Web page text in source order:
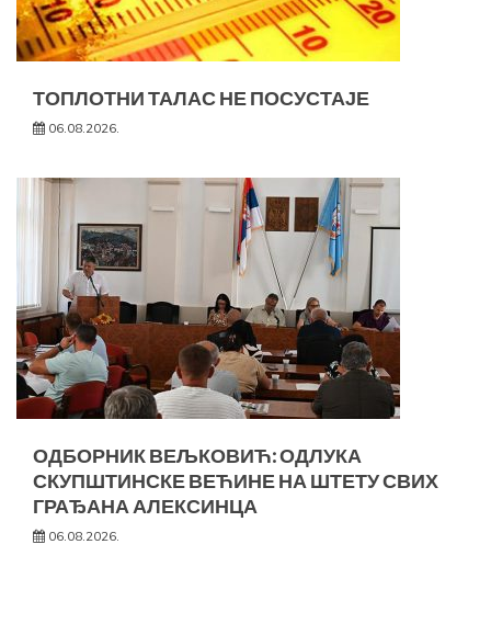
ТОПЛОТНИ ТАЛАС НЕ ПОСУСТАЈЕ
06.08.2026.
ОДБОРНИК ВЕЉКОВИЋ: ОДЛУКА
СКУПШТИНСКЕ ВЕЋИНЕ НА ШТЕТУ СВИХ
ГРАЂАНА АЛЕКСИНЦА
06.08.2026.